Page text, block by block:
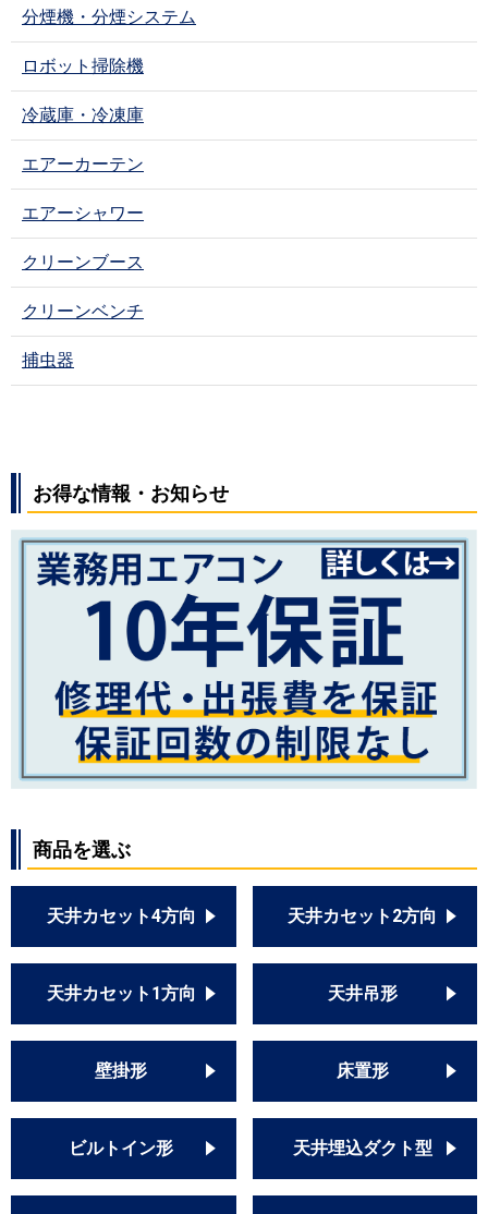
分煙機・分煙システム
ロボット掃除機
冷蔵庫・冷凍庫
エアーカーテン
エアーシャワー
クリーンブース
クリーンベンチ
捕虫器
お得な情報・お知らせ
商品を選ぶ
天井カセット4方向 天井カセット2方向
天井カセット1方向 天井吊形
壁掛形 床置形
ビルトイン形 天井埋込ダクト型